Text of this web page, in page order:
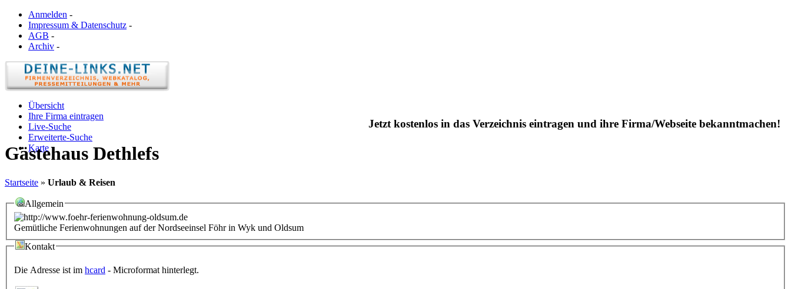
Anmelden -
Impressum & Datenschutz -
AGB -
Archiv -
Übersicht
Ihre Firma eintragen
Live-Suche
Erweiterte-Suche
Karte
Jetzt kostenlos in das Verzeichnis eintragen und ihre Firma/Webseite bekanntmachen!
Gästehaus Dethlefs
Startseite » Urlaub & Reisen
Allgemein
Gemütliche Ferienwohnungen auf der Nordseeinsel Föhr in Wyk und Oldsum
Kontakt
Die Adresse ist im hcard - Microformat hinterlegt.